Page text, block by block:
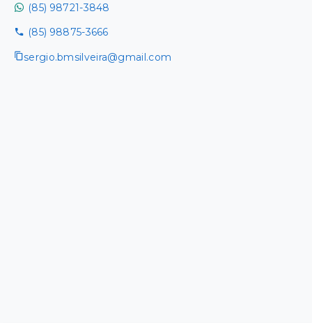
(85) 98721-3848
(85) 98875-3666
sergio.bmsilveira@gmail.com